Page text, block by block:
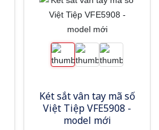
Két sắt vân tay mã số
Việt Tiệp VFE5908 -
model mới